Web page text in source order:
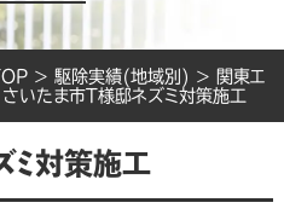
> 駆除実績(地域別) > 関東エ
さいたま市T様邸ネズミ対策施工
ミ対策施工